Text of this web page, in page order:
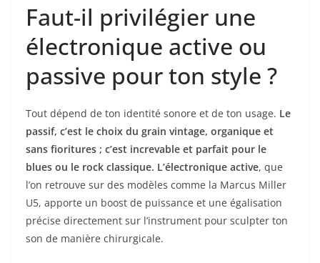
Faut-il privilégier une
électronique active ou
passive pour ton style ?
Tout dépend de ton identité sonore et de ton usage. Le
passif, c’est le choix du grain vintage, organique et
sans fioritures ; c’est increvable et parfait pour le
blues ou le rock classique. L’électronique active, que
l’on retrouve sur des modèles comme la Marcus Miller
U5, apporte un boost de puissance et une égalisation
précise directement sur l’instrument pour sculpter ton
son de manière chirurgicale.